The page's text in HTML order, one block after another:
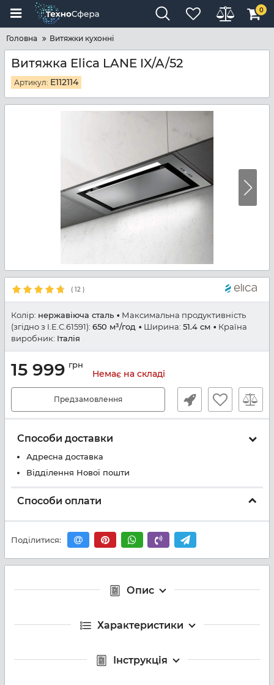
0
Головна Витяжки кухонні
Витяжка Elica LANE IX/A/52
Артикул: E112114
( 12 )
Колір: нержавіюча сталь
Максимальна продуктивність
(згідно з I.E.C.61591): 650 м³/год Ширина: 51.4 см
Країна
виробник: Італія
15 999 грн
Немає на складі
Предзамовлення
Способи доставки
Адресна доставка
Відділення Нової пошти
Способи оплати
Поділитися:
Опис
Характеристики
Інструкція